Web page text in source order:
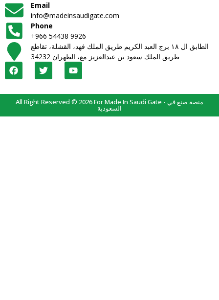
Email
info@madeinsaudigate.com
Phone
+966 54438 9926
الطابق ال ١٨ برج العبد الكريم طريق الملك فهد، القشلة، تقاطع
طريق الملك سعود بن عبدالعزيز مع، الظهران 34232
All Right Reserved © 2026 For Made In Saudi Gate - منصة صنع في
السعودية